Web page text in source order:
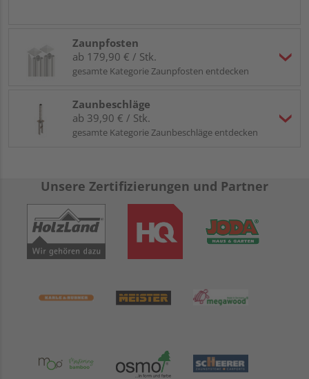
Zaunpfosten
ab 179,90 € / Stk.
gesamte Kategorie Zaunpfosten entdecken
Zaunbeschläge
ab 39,90 € / Stk.
gesamte Kategorie Zaunbeschläge entdecken
Unsere Zertifizierungen und Partner